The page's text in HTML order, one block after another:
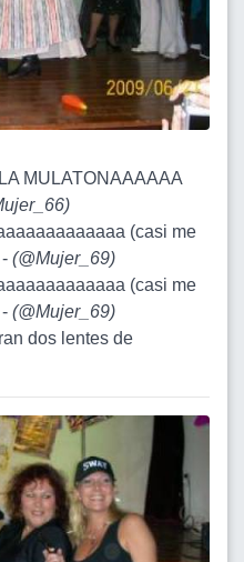
MULATONAAAAAA
)
(casi me
(@Mujer_69)
(casi me
(@Mujer_69)
dos lentes de